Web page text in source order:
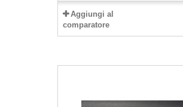
Aggiungi al
comparatore